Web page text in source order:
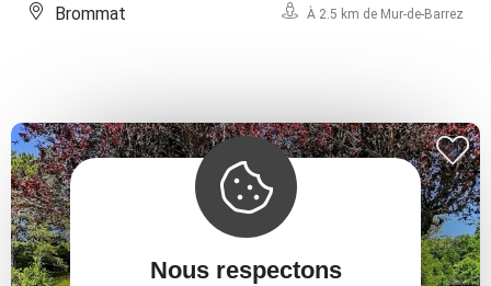
Brommat À 2.5 km de Mur-de-Barrez
Nous respectons